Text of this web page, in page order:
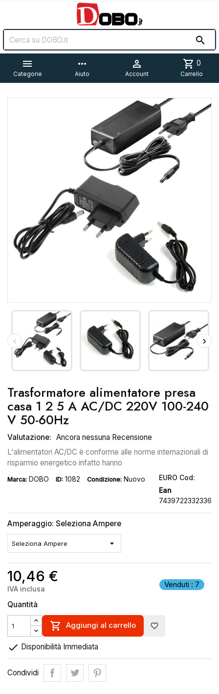


Categorie
more_horiz
Aiuto

Account
shopping_cart 0
Carrello
Trasformatore alimentatore presa
casa 1 2 5 A AC/DC 220V 100-240
V 50-60Hz
Valutazione: Ancora nessuna Recensione
L'alimentatori AC/DC è conforme alle norme internazionali di
risparmio energetico infatto hanno
Marca: DOBO ID: 1082 Condizione: Nuovo
EURO Cod:
Ean
7439722332336
Amperaggio: Seleziona Ampere
10,46 € Venduti : 7
IVA inclusa
Quantità
 Aggiungi al carrello favorite_border
 Disponibilità Immediata
Condividi